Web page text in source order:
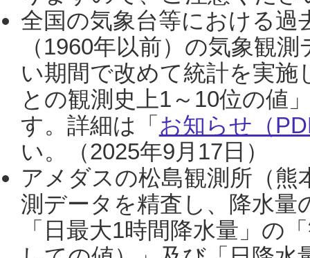
全国の気象台等における過
（1960年以前）の気象観
い期間で改めて統計を実
との観測史上1～10位の値
す。詳細は「 お知らせ（
い。（2025年9月17日）
アメダスの松島観測所（熊
測データを精査し、降水
「日最大1時間降水量」の